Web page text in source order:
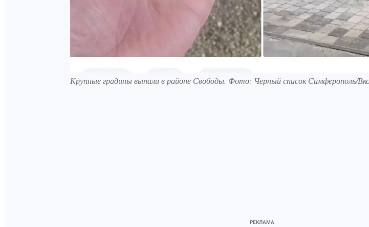
Крупные градины выпали в районе Свободы. Фото: Черный список Симферополь/